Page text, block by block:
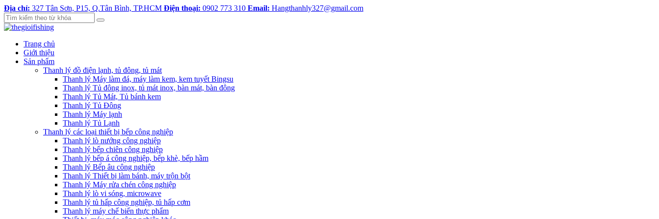
Địa chỉ: 327 Tân Sơn, P15, Q.Tân Bình, TP.HCM Điện thoại: 0902 773 310 Email: Hangthanhly327@gmail.com
Trang chủ
Giới thiệu
Sản phẩm
Thanh lý đồ điện lạnh, tủ đông, tủ mát
Thanh lý Máy làm đá, máy làm kem, kem tuyết Bingsu
Thanh lý Tủ đông inox, tủ mát inox, bàn mát, bàn đông
Thanh lý Tủ Mát, Tủ bánh kem
Thanh lý Tủ Đông
Thanh lý Máy lạnh
Thanh lý Tủ Lạnh
Thanh lý các loại thiết bị bếp công nghiệp
Thanh lý lò nướng công nghiệp
Thanh lý bếp chiên công nghiệp
Thanh lý bếp á công nghiệp, bếp khè, bếp hầm
Thanh lý Bếp âu công nghiệp
Thanh lý Thiết bị làm bánh, máy trộn bột
Thanh lý Máy rửa chén công nghiệp
Thanh lý lò vi sóng, microwave
Thanh lý tủ hấp công nghiệp, tủ hấp cơm
Thanh lý máy chế biến thực phẩm